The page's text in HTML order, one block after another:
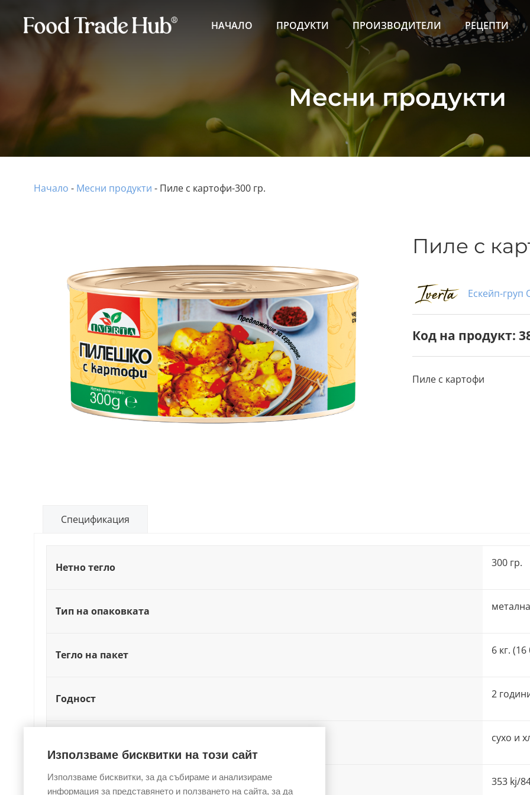
НАЧАЛО ПРОДУКТИ ПРОИЗВОДИТЕЛИ РЕЦЕПТИ
Месни продукти
Начало - Месни продукти - Пиле с картофи-300 гр.
Пиле с
Ескейп-груп
Код на продукт:
Пиле с картофи
Спецификация
Нетно тегло 300 гр.
Тип на опаковката
Тегло на пакет 6 кг.
Годност 2
сухо и
Хранителна стойност на 100g 353 kj/
Използваме бисквитки на този сайт
Използваме бисквитки, за да събираме и анализираме
информация за представянето и ползването на сайта, за да